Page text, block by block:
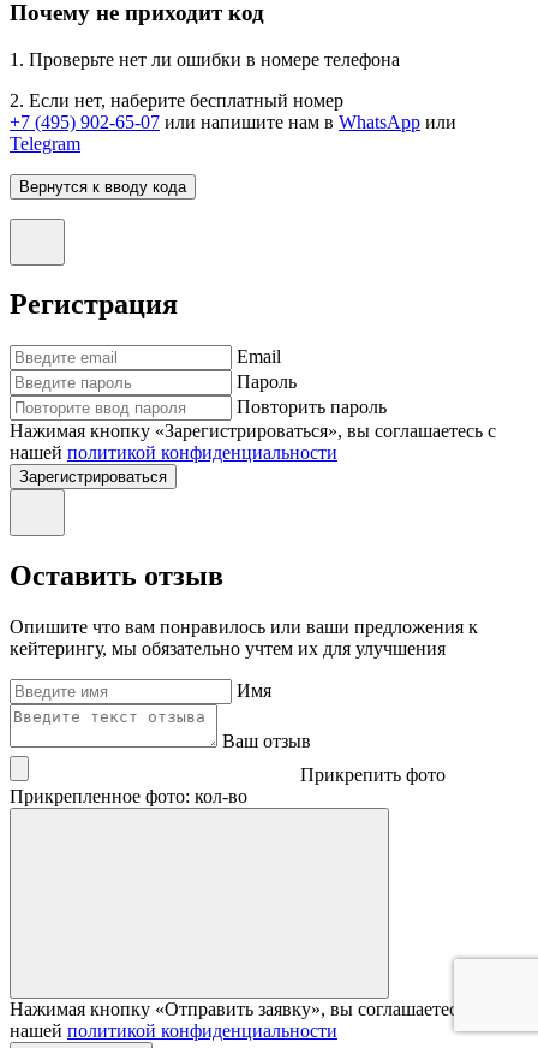
Почему не приходит код
1. Проверьте нет ли ошибки в номере телефона
2. Если нет, наберите бесплатный номер
+7 (495) 902-65-07 или напишите нам в WhatsApp или
Telegram
Вернутся к вводу кода
Регистрация
Email
Пароль
Повторить пароль
Нажимая кнопку «Зарегистрироваться», вы соглашаетесь с
нашей политикой конфиденциальности
Зарегистрироваться
Оставить отзыв
Опишите что вам понравилось или ваши предложения к
кейтерингу, мы обязательно учтем их для улучшения
Имя
Ваш отзыв
Прикрепить фото
Прикрепленное фото: кол-во
Нажимая кнопку «Отправить заявку», вы соглашаетесь с
нашей политикой конфиденциальности